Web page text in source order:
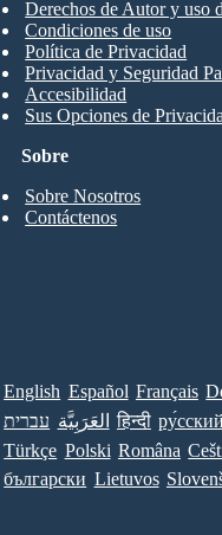
Sobre
Sobre Nosotros
Contáctenos
Derechos de Autor y uso
Condiciones de uso
Política de Privacidad
Privacidad y Seguridad
Accesibilidad
Sus Opciones de
English Español Français
עברית العَرَبِيَّة हिन्दी
Türkçe Polski Româna
български Lietuvos